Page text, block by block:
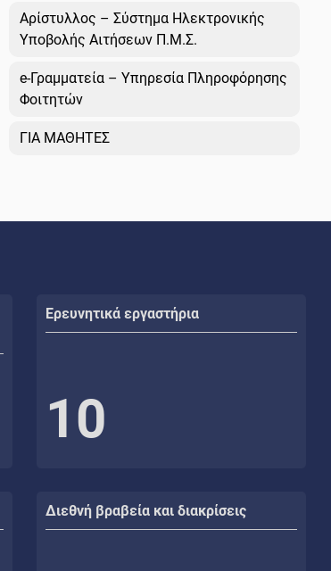
Αρίστυλλος – Σύστημα Ηλεκτρονικής
Υποβολής Αιτήσεων Π.Μ.Σ.
e-Γραμματεία – Υπηρεσία Πληροφόρησης
Φοιτητών
ΓΙΑ ΜΑΘΗΤΕΣ
Ερευνητικά εργαστήρια
10
Διεθνή βραβεία και διακρίσεις